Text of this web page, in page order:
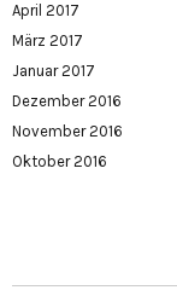
April 2017
März 2017
Januar 2017
Dezember 2016
November 2016
Oktober 2016